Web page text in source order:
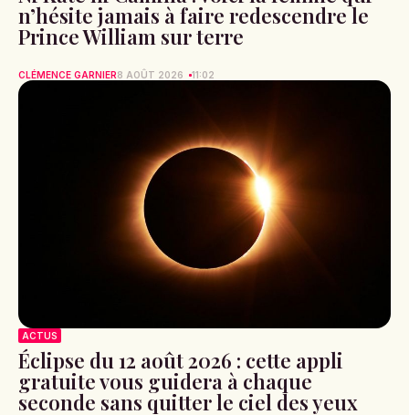
n’hésite jamais à faire redescendre le
Prince William sur terre
CLÉMENCE GARNIER8 AOÛT 2026 11:02
ACTUS
Éclipse du 12 août 2026 : cette appli
gratuite vous guidera à chaque
seconde sans quitter le ciel des yeux